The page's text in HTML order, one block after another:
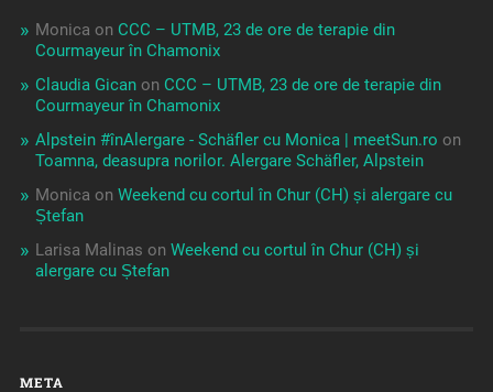
Monica on CCC – UTMB, 23 de ore de terapie din
Courmayeur în Chamonix
Claudia Gicanon CCC – UTMB, 23 de ore de terapie din
Courmayeur în Chamonix
Alpstein #înAlergare - Schäfler cu Monica | meetSun.ro on
Toamna, deasupra norilor. Alergare Schäfler, Alpstein
Monica on Weekend cu cortul în Chur (CH) și alergare cu
Ștefan
Larisa Malinas on Weekend cu cortul în Chur (CH) și
alergare cu Ștefan
META